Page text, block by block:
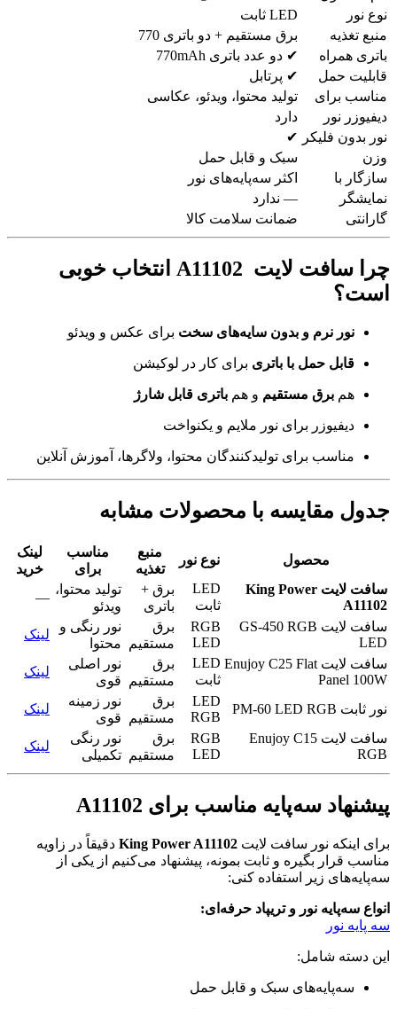
نوع نور
LED ثابت
منبع تغذیه
برق مستقیم + دو باتری 770
باتری همراه
✔ دو عدد باتری 770mAh
قابلیت حمل
✔ پرتابل
مناسب برای
تولید محتوا، ویدئو، عکاسی
دیفیوزر نور
دارد
نور بدون فلیکر
✔
وزن
سبک و قابل حمل
سازگار با
اکثر سه‌پایه‌های نور
نمایشگر
— ندارد
گارانتی
ضمانت سلامت کالا
چرا سافت لایت A11102 انتخاب خوبی
است؟
نور نرم و بدون سایه‌های سخت برای عکس و ویدئو
قابل حمل با باتری برای کار در لوکیشن
هم برق مستقیم و هم باتری قابل شارژ
دیفیوزر برای نور ملایم و یکنواخت
مناسب برای تولیدکنندگان محتوا، ولاگرها، آموزش آنلاین
جدول مقایسه با محصولات مشابه
محصول نوع نور
منبع
تغذیه
مناسب
برای
لینک
خرید
سافت لایت King Power
A11102
LED
ثابت
برق +
باتری
تولید محتوا،
ویدئو
—
سافت لایت GS-450 RGB
LED
RGB
LED
برق
مستقیم
نور رنگی و
محتوا
لینک
سافت لایت Enujoy C25 Flat
Panel 100W
LED
ثابت
برق
مستقیم
نور اصلی
قوی
لینک
نور ثابت PM-60 LED RGB
LED
RGB
برق
مستقیم
نور زمینه
قوی
لینک
سافت لایت Enujoy C15
RGB
RGB
LED
برق
مستقیم
نور رنگی
تکمیلی
لینک
پیشنهاد سه‌پایه مناسب برای A11102
برای اینکه نور سافت لایت King Power A11102 دقیقاً در زاویه
مناسب قرار بگیره و ثابت بمونه، پیشنهاد می‌کنیم از یکی از
سه‌پایه‌های زیر استفاده کنی:
انواع سه‌پایه نور و تریپاد حرفه‌ای:
سه پایه نور
این دسته شامل:
سه‌پایه‌های سبک و قابل حمل